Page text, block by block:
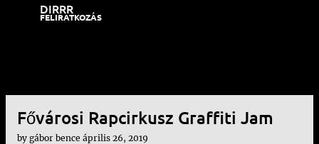
DIRRR
FELIRATKOZÁS
Fővárosi Rapcirkusz Graffiti Jam
by gábor bence április 26, 2019